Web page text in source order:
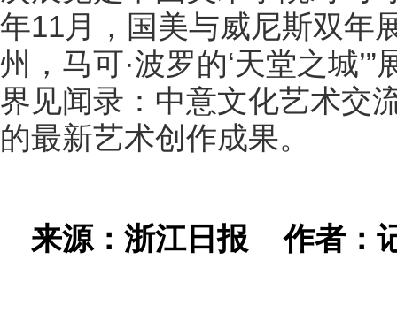
年11月，国美与威尼斯双
州，马可·波罗的‘天堂之城
界见闻录：中意文化艺术交
的最新艺术创作成果。
来源：浙江日报作者：